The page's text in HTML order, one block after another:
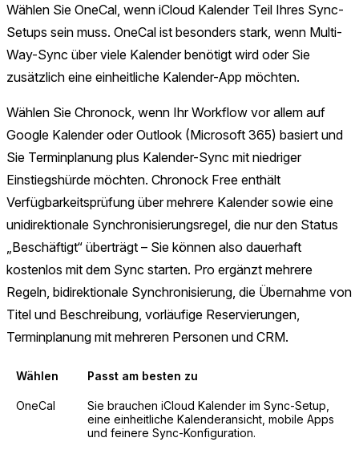
Wählen Sie OneCal, wenn iCloud Kalender Teil Ihres Sync-
Setups sein muss. OneCal ist besonders stark, wenn Multi-
Way-Sync über viele Kalender benötigt wird oder Sie
zusätzlich eine einheitliche Kalender-App möchten.
Wählen Sie Chronock, wenn Ihr Workflow vor allem auf
Google Kalender oder Outlook (Microsoft 365) basiert und
Sie Terminplanung plus Kalender-Sync mit niedriger
Einstiegshürde möchten. Chronock Free enthält
Verfügbarkeitsprüfung über mehrere Kalender sowie eine
unidirektionale Synchronisierungsregel, die nur den Status
„Beschäftigt“ überträgt – Sie können also dauerhaft
kostenlos mit dem Sync starten. Pro ergänzt mehrere
Regeln, bidirektionale Synchronisierung, die Übernahme von
Titel und Beschreibung, vorläufige Reservierungen,
Terminplanung mit mehreren Personen und CRM.
Wählen Passt am besten zu
OneCal
Sie brauchen iCloud Kalender im Sync-Setup,
eine einheitliche Kalenderansicht, mobile Apps
und feinere Sync-Konfiguration.